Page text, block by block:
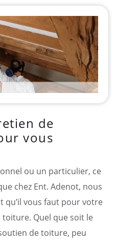
de
vous
ou un particulier, ce
chez Ent. Adenot, nous
qu’il vous faut pour votre
Quel que soit le
de toiture, peu